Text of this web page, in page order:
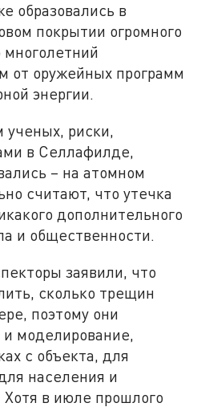
образовались в
покрытии огромного
от оружейных программ
энергии.
риски,
в Селлафилде,
– на атомном
считают, что утечка
дополнительного
и общественности.
заявили, что
сколько трещин
поэтому они
моделирование,
с объекта, для
населения и
Хотя в июле прошлого